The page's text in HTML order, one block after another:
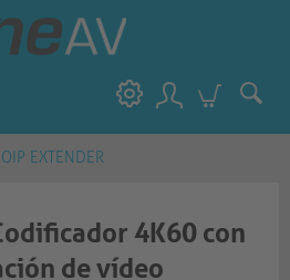
EXTENDER
4K60 con
de vídeo